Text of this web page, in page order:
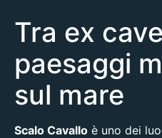
Tra ex
paesaggi
sul mare
Scalo Cavallo è uno dei